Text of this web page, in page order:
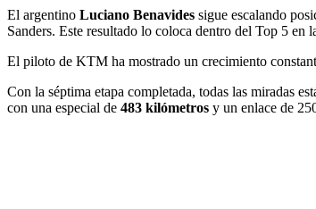
El argentino Luciano Benavides sigue escalando
Sanders. Este resultado lo coloca dentro del Top 5
El piloto de KTM ha mostrado un crecimiento
Con la séptima etapa completada, todas las miradas
con una especial de 483 kilómetros y un enlace de